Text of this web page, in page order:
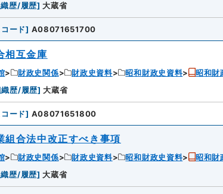
歴/履歴] 大蔵省
ード] A08071651700
相互金庫
財政史関係 財政史資料 昭和財政史資料
昭和財
織歴/履歴] 大蔵省
ード] A08071651800
組合法中改正すべき事項
財政史関係 財政史資料 昭和財政史資料
昭和財
歴/履歴] 大蔵省